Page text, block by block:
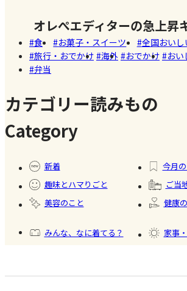
製フ
ード
た!珍しく
て美味し
いかき氷
のスイー
ツ商品】
しい
店
#かき
#
オレぺエディターの急上昇
食 お菓子・スイーツ 全国おい
旅行・おでかけ 海外 おでかけ おい
弁当
カテゴリー読みもの
Category
新着
今月
趣味とハマりごと
ご当
美容のこと
健康
みんな、なに着てる？
家事